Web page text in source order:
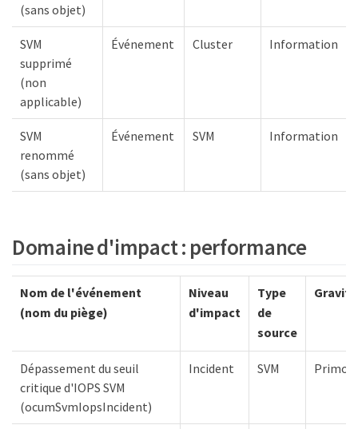
(sans objet)
SVM
supprimé
(non
applicable)
Événement Cluster Information
SVM
renommé
(sans objet)
Événement SVM Information
Domaine d'impact : performance
Nom de l'événement
(nom du piège)
Niveau
d'impact
Type
de
source
Gravité
Dépassement du seuil
critique d'IOPS SVM
(ocumSvmIopsIncident)
Incident SVM